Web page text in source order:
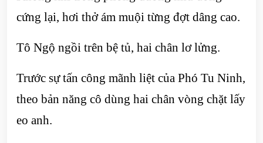
cứng lại, hơi thở ám muội từng đợt dâng cao.
Tô Ngộ ngồi trên bệ tủ, hai chân lơ lửng.
Trước sự tấn công mãnh liệt của Phó Tu Ninh,
theo bản năng cô dùng hai chân vòng chặt lấy
eo anh.